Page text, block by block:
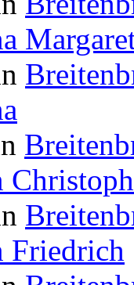
Christoph
Friedrich